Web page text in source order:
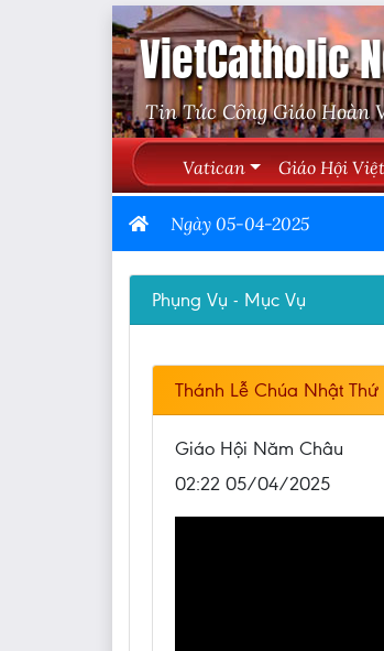
VietCatholic
Tin Tức Công Giáo Hoàn
Vatican Giáo Hội
Ngày 05-04-2025
Phụng Vụ - Mục Vụ
Thánh Lễ Chúa Nhật
Giáo Hội Năm Châu
02:22 05/04/2025